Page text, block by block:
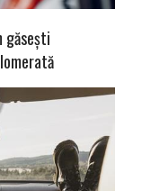
găsești